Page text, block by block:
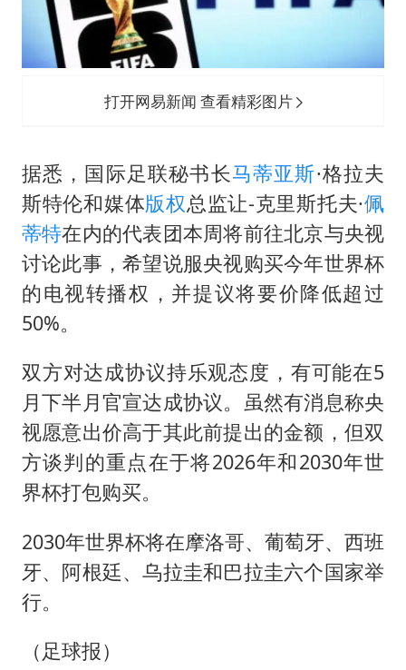
打开网易新闻 查看精彩图片
据悉，国际足联秘书长马蒂亚斯·格拉夫
斯特伦和媒体版权总监让-克里斯托夫·佩
蒂特在内的代表团本周将前往北京与央视
讨论此事，希望说服央视购买今年世界杯
的电视转播权，并提议将要价降低超过
50%。
双方对达成协议持乐观态度，有可能在5
月下半月官宣达成协议。虽然有消息称央
视愿意出价高于其此前提出的金额，但双
方谈判的重点在于将2026年和2030年世
界杯打包购买。
2030年世界杯将在摩洛哥、葡萄牙、西班
牙、阿根廷、乌拉圭和巴拉圭六个国家举
行。
（足球报）